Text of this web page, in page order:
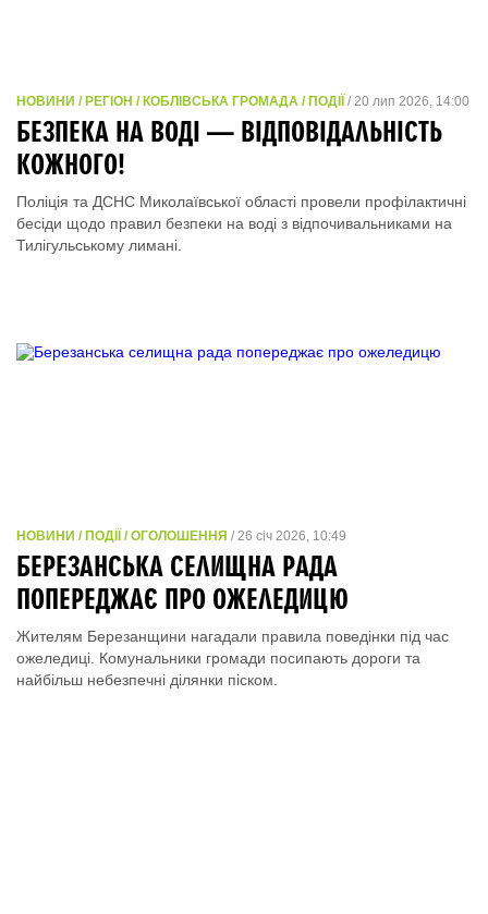
НОВИНИ / РЕГІОН / КОБЛІВСЬКА ГРОМАДА / ПОДІЇ / 20 лип 2026, 14:00
БЕЗПЕКА НА ВОДІ — ВІДПОВІДАЛЬНІСТЬ
КОЖНОГО!
Поліція та ДСНС Миколаївської області провели профілактичні
бесіди щодо правил безпеки на воді з відпочивальниками на
Тилігульському лимані.
НОВИНИ / ПОДІЇ / ОГОЛОШЕННЯ / 26 січ 2026, 10:49
БЕРЕЗАНСЬКА СЕЛИЩНА РАДА
ПОПЕРЕДЖАЄ ПРО ОЖЕЛЕДИЦЮ
Жителям Березанщини нагадали правила поведінки під час
ожеледиці. Комунальники громади посипають дороги та
найбільш небезпечні ділянки піском.